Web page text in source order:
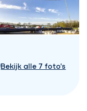
Bekijk alle 7 foto's